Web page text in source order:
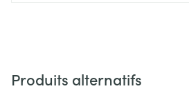
Produits alternatifs